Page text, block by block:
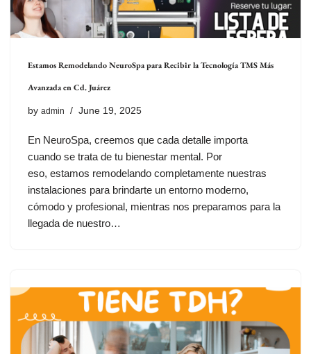
Estamos Remodelando NeuroSpa para Recibir la Tecnología TMS Más
Avanzada en Cd. Juárez
by admin June 19, 2025
En NeuroSpa, creemos que cada detalle importa
cuando se trata de tu bienestar mental. Por
eso, estamos remodelando completamente nuestras
instalaciones para brindarte un entorno moderno,
cómodo y profesional, mientras nos preparamos para la
llegada de nuestro…